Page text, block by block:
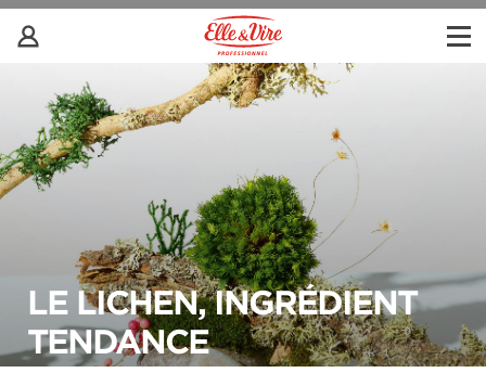
LE LICHEN, INGRÉDIENT
TENDANCE